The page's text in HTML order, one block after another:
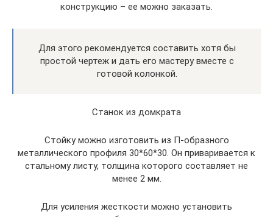
конструкцию – ее можно заказать.
Для этого рекомендуется составить хотя бы
простой чертеж и дать его мастеру вместе с
готовой колонкой.
Станок из домкрата
Стойку можно изготовить из П-образного
металлического профиля 30*60*30. Он приваривается к
стальному листу, толщина которого составляет не
менее 2 мм.
Для усиления жесткости можно установить